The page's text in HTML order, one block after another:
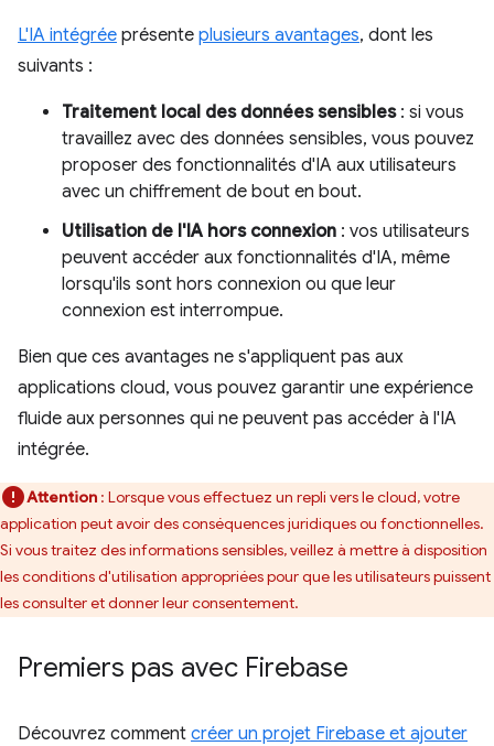
L'IA intégrée présente plusieurs avantages, dont les
suivants :
Traitement local des données sensibles: si vous
travaillez avec des données sensibles, vous pouvez
proposer des fonctionnalités d'IA aux utilisateurs
avec un chiffrement de bout en bout.
Utilisation de l'IA hors connexion : vos utilisateurs
peuvent accéder aux fonctionnalités d'IA, même
lorsqu'ils sont hors connexion ou que leur
connexion est interrompue.
Bien que ces avantages ne s'appliquent pas aux
applications cloud, vous pouvez garantir une expérience
fluide aux personnes qui ne peuvent pas accéder à l'IA
intégrée.
Attention : Lorsque vous effectuez un repli vers le cloud, votre
application peut avoir des conséquences juridiques ou fonctionnelles.
Si vous traitez des informations sensibles, veillez à mettre à disposition
les conditions d'utilisation appropriées pour que les utilisateurs puissent
les consulter et donner leur consentement.
Premiers pas avec Firebase
Découvrez comment créer un projet Firebase et ajouter